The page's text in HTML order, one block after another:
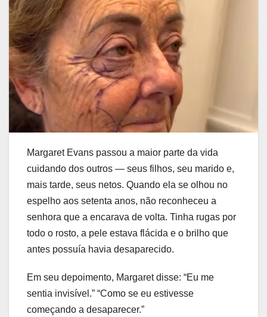
Margaret Evans passou a maior parte da vida
cuidando dos outros — seus filhos, seu marido e,
mais tarde, seus netos. Quando ela se olhou no
espelho aos setenta anos, não reconheceu a
senhora que a encarava de volta. Tinha rugas por
todo o rosto, a pele estava flácida e o brilho que
antes possuía havia desaparecido.
Em seu depoimento, Margaret disse: “Eu me
sentia invisível.” “Como se eu estivesse
começando a desaparecer.”